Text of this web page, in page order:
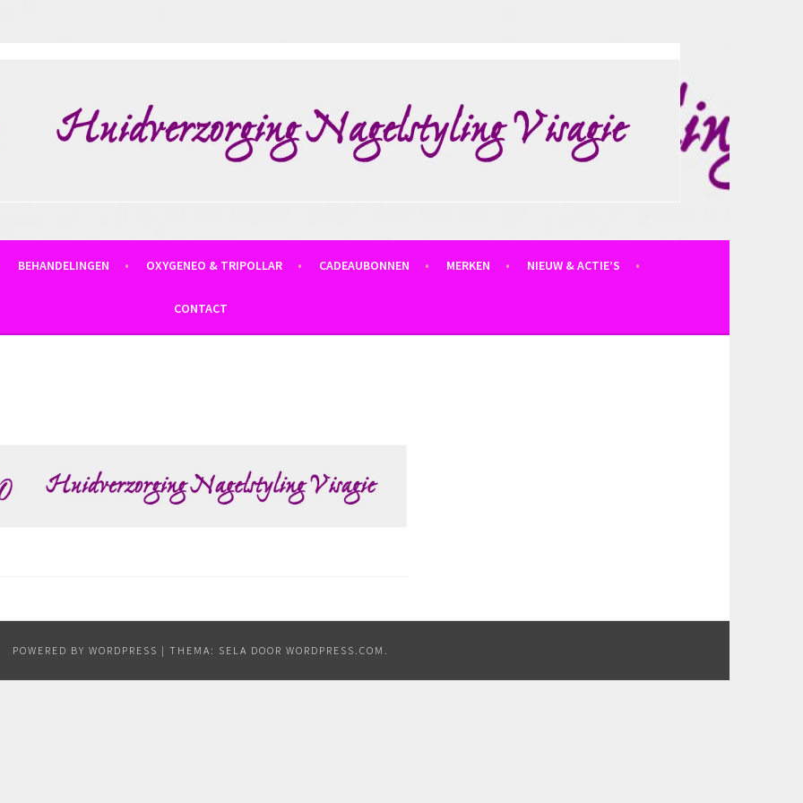
BEHANDELINGEN OXYGENEO & TRIPOLLAR CADEAUBONNEN MERKEN NIEUW & ACTIE’S
CONTACT
POWERED BY WORDPRESS | THEMA: SELA DOOR WORDPRESS.COM .